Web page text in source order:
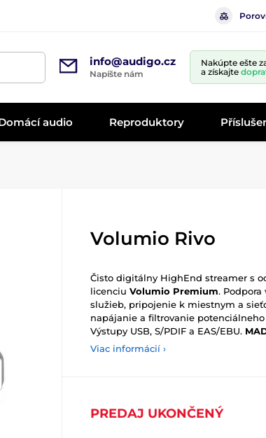
info@audigo.cz
Napíšte nám
Nakúpte ešte
a získajte
audio Reproduktory
Volumio Rivo
Čisto digitálny HighEnd streamer s
licenciu Volumio Premium.
služieb, pripojenie k miestnym a
napájanie a filtrovanie
Výstupy USB, S/PDIF a EAS/EBU.
Viac informácií ›
PREDAJ UKONČENÝ